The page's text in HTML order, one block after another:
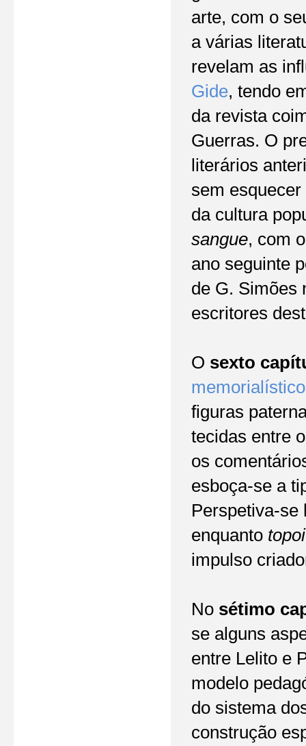
arte, com o
a várias
revelam as
Gide, tendo
da revista
Guerras. O
literários
sem
da cultura
sangue, com
ano seguinte
de G. Simões
escritores
O sexto
memorialístico
figuras
tecidas entre
os
esboça-se a
Perspetiva-
enquanto topoi
impulso
No sétimo
se alguns
entre Lelito e
modelo
do sistema
construção